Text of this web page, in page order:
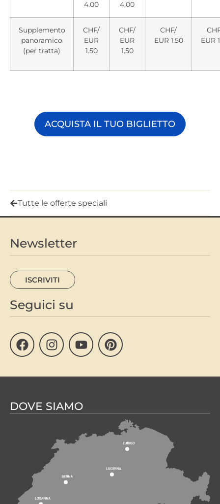
4.00 4.00
Supplemento
panoramico
(per tratta)
CHF/
EUR
1.50
CHF/
EUR
1.50
CHF/
EUR 1.50
EUR
ACQUISTA IL TUO BIGLIETTO
Tutte le offerte speciali
Newsletter
ISCRIVITI
Seguici su
DOVE SIAMO